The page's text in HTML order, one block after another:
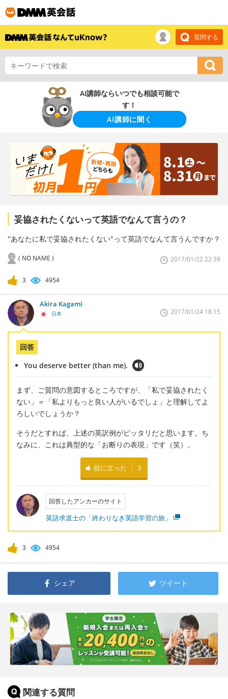
質問する
AI講師ならいつでも相談可能で
す！
AI講師に聞く
妥協されたくないって英語でなんて言うの？
''あなたに私で妥協されたくない"って英語でなんて言うんですか？
( NO NAME ) 2017/01/22 22:39
3 4954
Akira Kagami
日本 2017/01/24 18:15
回答
You deserve better (than me).
まず、ご質問の意図するところですが、「私で妥協されたく
ない」＝「私よりもっと良い人がいるでしょ」と理解してよ
ろしいでしょうか？
そうだとすれば、上述の英訳例がピッタリだと思います。ち
なみに、これは典型的な「お断りの表現」です（笑）。
役に立った 3
回答したアンカーのサイト
英語求道士の「終わりなき英語学習の旅」
3 4954
シェア ツイート
関連する質問